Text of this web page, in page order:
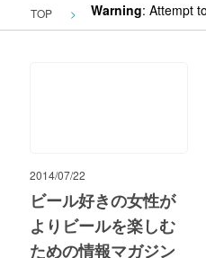
TOP Warning: Attempt
2014/07/22
ビール好きの女性が
よりビールを楽しむ
ための情報マガジン